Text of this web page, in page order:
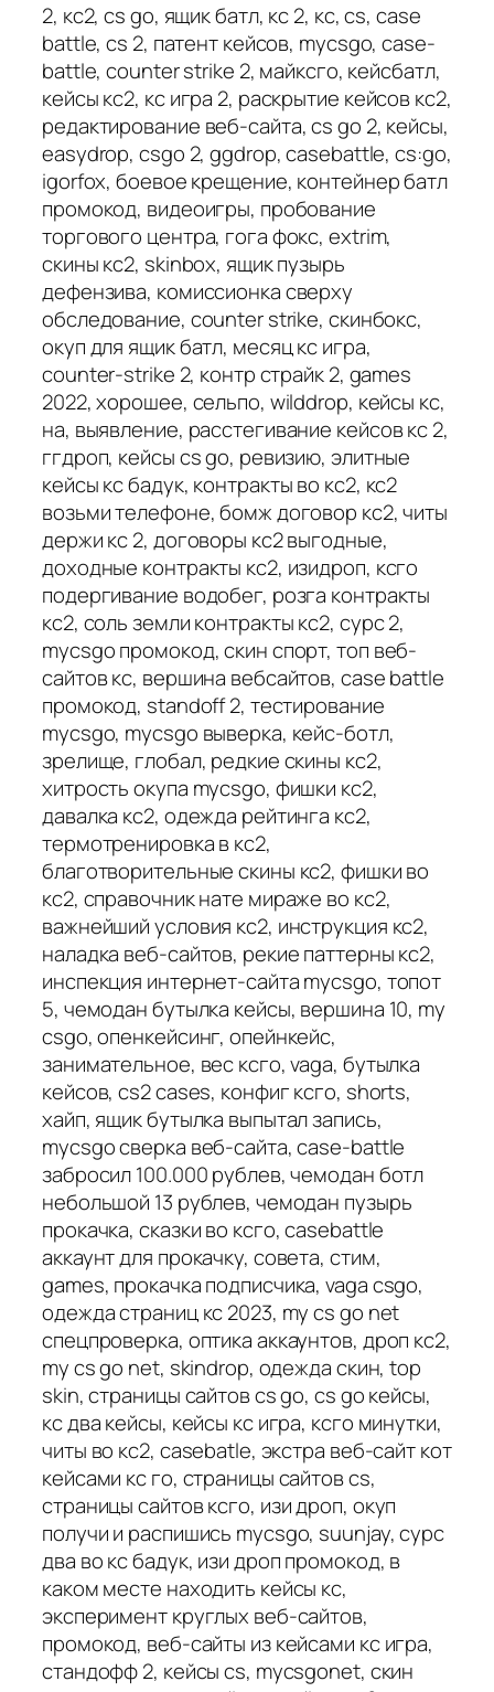
2, кс2, cs go, ящик батл, кс 2, кс, cs, case
battle, cs 2, патент кейсов, mycsgo, case-
battle, counter strike 2, майксго, кейсбатл,
кейсы кс2, кс игра 2, раскрытие кейсов кс2,
редактирование веб-сайта, cs go 2, кейсы,
easydrop, csgo 2, ggdrop, casebattle, cs:go,
igorfox, боевое крещение, контейнер батл
промокод, видеоигры, пробование
торгового центра, гога фокс, extrim,
скины кс2, skinbox, ящик пузырь
дефензива, комиссионка сверху
обследование, counter strike, скинбокс,
окуп для ящик батл, месяц кс игра,
counter-strike 2, контр страйк 2, games
2022, хорошее, сельпо, wilddrop, кейсы кс,
на, выявление, расстегивание кейсов кс 2,
ггдроп, кейсы cs go, ревизию, элитные
кейсы кс бадук, контракты во кс2, кс2
возьми телефоне, бомж договор кс2, читы
держи кс 2, договоры кс2 выгодные,
доходные контракты кс2, изидроп, ксго
подергивание водобег, розга контракты
кс2, соль земли контракты кс2, сурс 2,
mycsgo промокод, скин спорт, топ веб-
сайтов кс, вершина вебсайтов, case battle
промокод, standoff 2, тестирование
mycsgo, mycsgo выверка, кейс-ботл,
зрелище, глобал, редкие скины кс2,
хитрость окупа mycsgo, фишки кс2,
давалка кс2, одежда рейтинга кс2,
термотренировка в кс2,
благотворительные скины кс2, фишки во
кс2, справочник нате мираже во кс2,
важнейший условия кс2, инструкция кс2,
наладка веб-сайтов, рекие паттерны кс2,
инспекция интернет-сайта mycsgo, топот
5, чемодан бутылка кейсы, вершина 10, my
csgo, опенкейсинг, опейнкейс,
занимательное, вес ксго, vaga, бутылка
кейсов, cs2 cases, конфиг ксго, shorts,
хайп, ящик бутылка выпытал запись,
mycsgo сверка веб-сайта, case-battle
забросил 100.000 рублев, чемодан ботл
небольшой 13 рублев, чемодан пузырь
прокачка, сказки во ксго, casebattle
аккаунт для прокачку, совета, стим,
games, прокачка подписчика, vaga csgo,
одежда страниц кс 2023, my cs go net
спецпроверка, оптика аккаунтов, дроп кс2,
my cs go net, skindrop, одежда скин, top
skin, страницы сайтов cs go, cs go кейсы,
кс два кейсы, кейсы кс игра, ксго минутки,
читы во кс2, casebatle, экстра веб-сайт кот
кейсами кс го, страницы сайтов cs,
страницы сайтов ксго, изи дроп, окуп
получи и распишись mycsgo, suunjay, сурс
два во кс бадук, изи дроп промокод, в
каком месте находить кейсы кс,
эксперимент круглых веб-сайтов,
промокод, веб-сайты из кейсами кс игра,
стандофф 2, кейсы cs, mycsgonet, скин